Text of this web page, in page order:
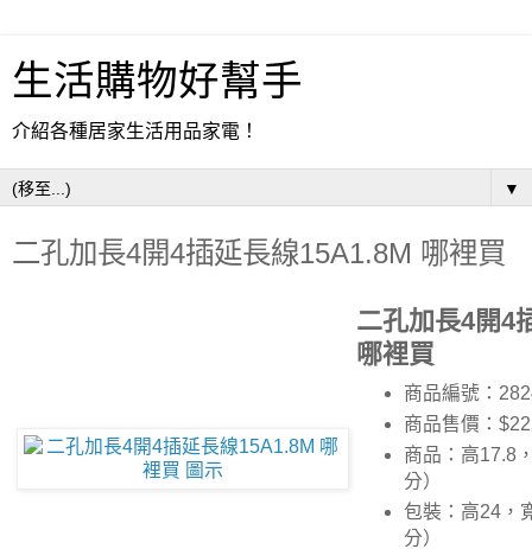
生活購物好幫手
介紹各種居家生活用品家電！
▼
二孔加長4開4插延長線15A1.8M 哪裡買
二孔加長4開4
哪裡買
商品編號：
商品售價：
商品：高17.8
分）
包裝：高24，
分）